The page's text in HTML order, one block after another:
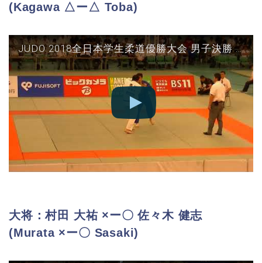
(Kagawa △ー△ Toba)
JUDO 2018全日本学生柔道優勝大会 男子決勝 東海大vs筑波 副将(香川×鳥羽)
大将：村田 大祐 ×ー〇 佐々木 健志
(Murata ×ー〇 Sasaki)